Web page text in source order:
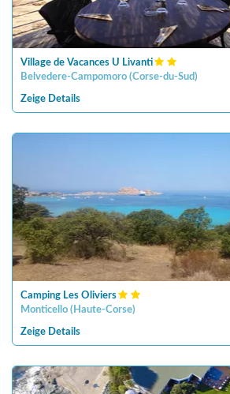
Village de Vacances U Livanti
Belvedere-Campomoro (Corse-du-Sud)
Zeige Details
Camping Les Oliviers
Monticello ( Haute-Corse)
Zeige Details